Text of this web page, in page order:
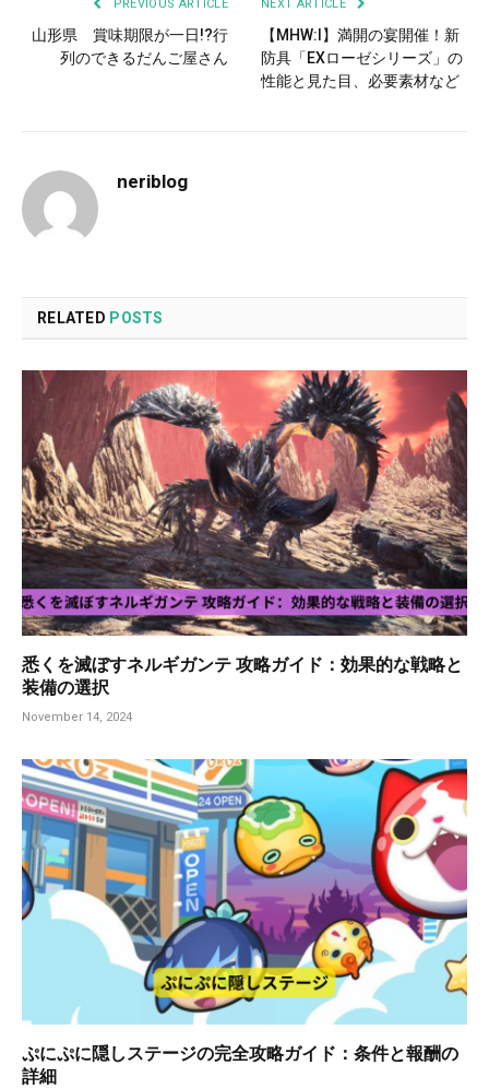
PREVIOUS ARTICLE
山形県 賞味期限が一日!?行
列のできるだんご屋さん
NEXT ARTICLE
【MHW:I】満開の宴開催！新
防具「EXローゼシリーズ」の
性能と見た目、必要素材など
neriblog
RELATED POSTS
悉くを滅ぼすネルギガンテ 攻略ガイド：効果的な戦略と
装備の選択
November 14, 2024
ぷにぷに隠しステージの完全攻略ガイド：条件と報酬の
詳細